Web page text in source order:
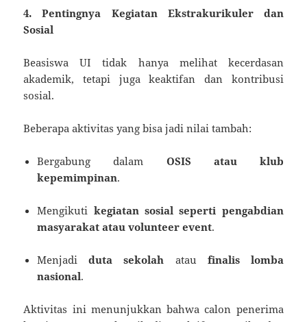
4. Pentingnya Kegiatan Ekstrakurikuler dan
Sosial
Beasiswa UI tidak hanya melihat kecerdasan
akademik, tetapi juga keaktifan dan kontribusi
sosial.
Beberapa aktivitas yang bisa jadi nilai tambah:
Bergabung dalam OSIS atau klub
kepemimpinan.
Mengikuti kegiatan sosial seperti pengabdian
masyarakat atau volunteer event.
Menjadiduta sekolah atau finalis lomba
nasional.
Aktivitas ini menunjukkan bahwa calon penerima